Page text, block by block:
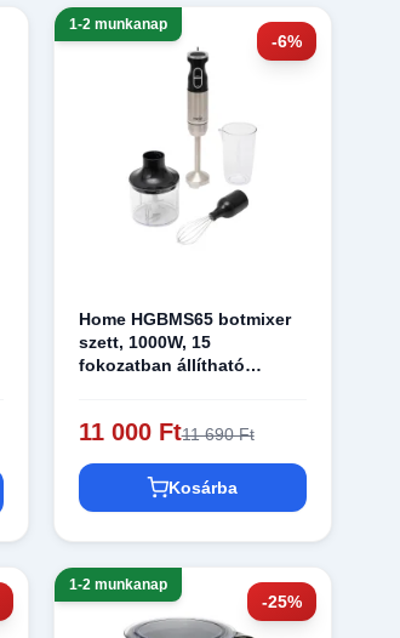
-6%
1-2 munkanap
Home HGBMS65 botmixer
szett, 1000W, 15
fokozatban állítható
mérőpohár űrtartalma 650
11 000 Ft11 690 Ft
Kosárba
-25%
1-2 munkanap